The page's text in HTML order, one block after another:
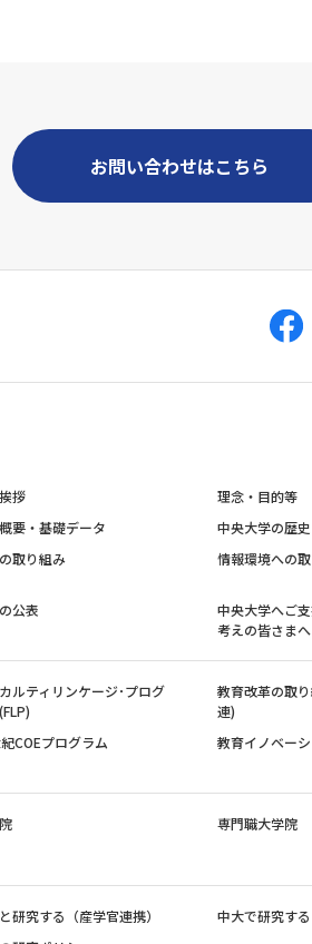
お問い合わせはこちら
拶
理念・目的等
要・基礎データ
中央大学の歴史
取り組み 情報環境への
公表
中央大学へご
考えの皆さまへ
ルティリンケージ･プログ
教育改革の取
連)
COEプログラム 教育イノベー
専門職大学院
研究する（産学官連携）
中大で研究する